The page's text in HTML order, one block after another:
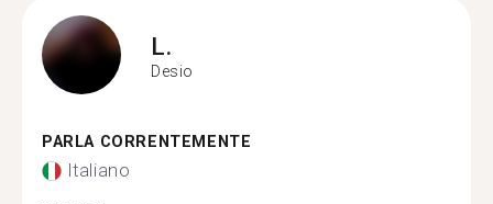
L.
Desio
PARLA CORRENTEMENTE
Italiano